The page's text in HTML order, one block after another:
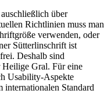
über
Richtlinien muss man
verwenden, oder
Sütterlinschrift ist
Deshalb sind
Gral. Für eine
Usability-Aspekte
Standard